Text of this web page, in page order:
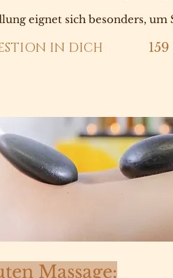
eignet sich besonders,
IN DICH
Massage: